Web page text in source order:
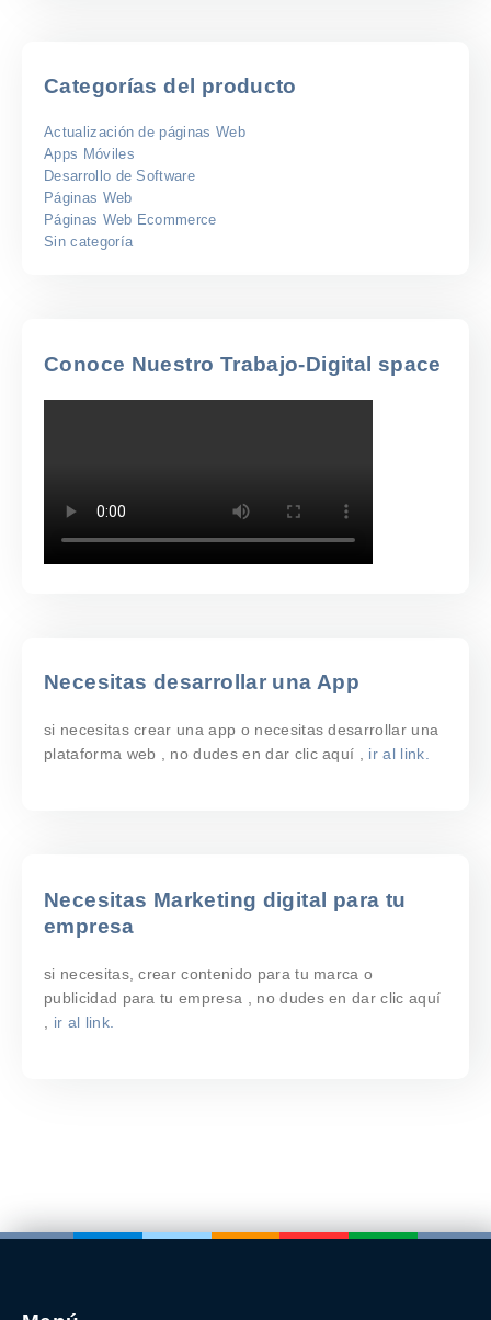
Categorías del producto
Actualización de páginas Web
Apps Móviles
Desarrollo de Software
Páginas Web
Páginas Web Ecommerce
Sin categoría
Conoce Nuestro Trabajo-Digital space
Necesitas desarrollar una App
si necesitas crear una app o necesitas desarrollar una
plataforma web , no dudes en dar clic aquí , ir al link.
Necesitas Marketing digital para tu
empresa
si necesitas, crear contenido para tu marca o
publicidad para tu empresa , no dudes en dar clic aquí
ir al link.